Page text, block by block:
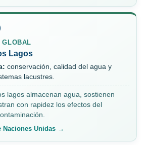
GLOBAL
Lagos
conservación, calidad del agua y
lacustres.
lagos almacenan agua, sostienen
con rapidez los efectos del
Naciones Unidas →